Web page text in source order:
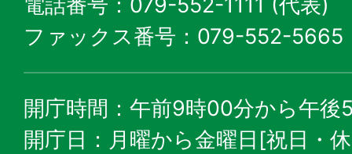
電話番号：079-552-1111 (代表)
ファックス番号：079-552-5665
開庁時間：午前9時00分から午後
開庁日：月曜から金曜日[祝日・